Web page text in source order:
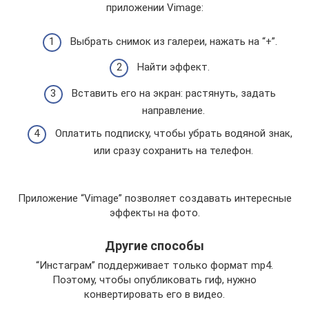
приложении Vimage:
Выбрать снимок из галереи, нажать на “+”.
Найти эффект.
Вставить его на экран: растянуть, задать
направление.
Оплатить подписку, чтобы убрать водяной знак,
или сразу сохранить на телефон.
Приложение “Vimage” позволяет создавать интересные
эффекты на фото.
Другие способы
“Инстаграм” поддерживает только формат mp4.
Поэтому, чтобы опубликовать гиф, нужно
конвертировать его в видео.